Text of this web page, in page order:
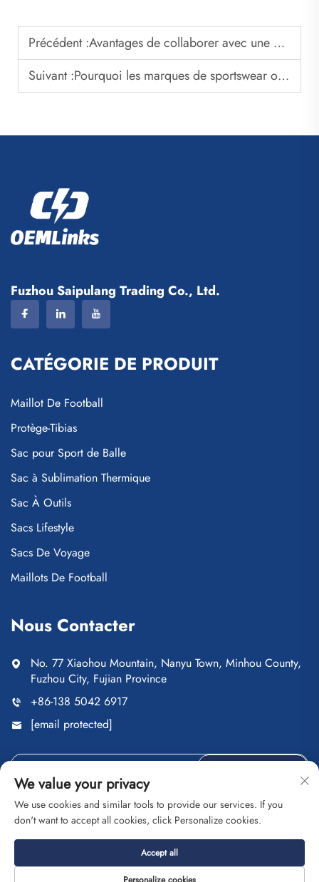
Précédent :Avantages de collaborer avec une usine de sacs sportifs OEM
Suivant :Pourquoi les marques de sportswear ont besoin de fournisseurs fiables de sacs de basketball
Fuzhou Saipulang Trading Co., Ltd.
CATÉGORIE DE PRODUIT
Maillot De Football
Protège-Tibias
Sac pour Sport de Balle
Sac à Sublimation Thermique
Sac À Outils
Sacs Lifestyle
Sacs De Voyage
Maillots De Football
Nous Contacter
No. 77 Xiaohou Mountain, Nanyu Town, Minhou County,
Fuzhou City, Fujian Province
+86-138 5042 6917
[email protected]
Droits d'auteur © Fuzhou Saipulang Trading Co., Ltd. Tous
Politique de confidentialité
We value your privacy
We use cookies and similar tools to provide our services. If you
don't want to accept all cookies, click Personalize cookies.
Accept all